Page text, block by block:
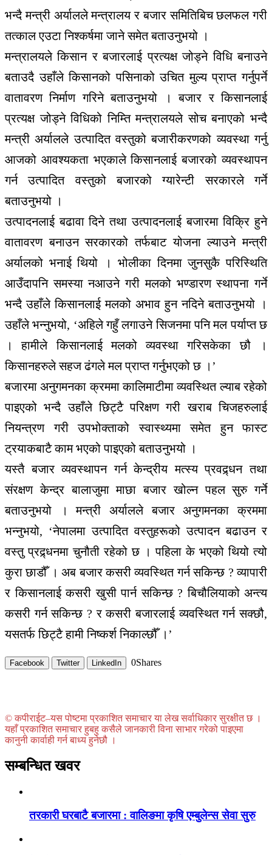
भन्दै मन्त्री अर्यालले मन्त्रालय र बजार समितिबिच छलफल गरी
तत्काल एउटा निश्कर्षमा जाने समेत बताउनुभयो ।
मन्त्रालयले किसान र बजारलाई प्रत्यक्ष जोड्ने विधि बनाउने
बताउदै उहाँले किसानको पसिनाको उचित मुल्य प्राप्त गर्नुपर्ने
वातावरण निर्माण गरिने बताउनुभयो । बजार र किसानलाई
प्रत्यक्ष जोड्ने विधिको निम्ति मन्त्रालयले सोच बनाएको भन्दै
मन्त्री अर्यालले उत्पादित वस्तुको बजारीकरणको व्यवस्था गर्नु
आजको आवश्यकता भएकाले किसानलाई बजारको व्यवस्थापन
गर्न उत्पादित वस्तुको बजारको ग्यारेन्टी सरकारले गर्ने
बताउनुभयो ।
उत्पादनलाई बढावा दिने तथा उत्पादनलाई बजारमा विक्रि हुने
वातावरण बनाउन सरकारको तर्फबाट योजना ल्याउने मन्त्री
अर्यालको भनाई थियो । भोलीका दिनमा जुनसुकै परिस्थिति
आउँदापनि समस्या नआउने गरी मलको भण्डारण स्थापना गर्ने
भन्दै उहाँले किसानलाई मलको अभाव हुन नदिने बताउनुभयो ।
उहाँले भन्नुभयो, ‘अहिले गहुँ लगाउने सिजनमा पनि मल पर्याप्त छ
। हामीले किसानलाई मलको व्यवस्था गरिसकेका छौ ।
किसानहरुले सहज ढंगले मल प्राप्त गर्नुभएको छ ।’
बजारमा अनुगमनका क्रममा कालिमाटीमा व्यवस्थित ल्याब रहेको
पाइएको भन्दै उहाँले छिट्टै परिक्षण गरी खराब चिजहरुलाई
नियन्त्रण गरी उपभोक्ताको स्वास्थ्यमा समेत हुन फास्ट
ट्रयाकबाटै काम भएको पाइएको बताउनुभयो ।
यस्तै बजार व्यवस्थापन गर्न केन्द्रीय मत्स्य प्रवद्र्धन तथा
संरक्षण केन्द्र बालाजुमा माछा बजार खोल्न पहल सुरु गर्ने
बताउनुभयो । मन्त्री अर्यालले बजार अनुगमनका क्रममा
भन्नुभयो, ‘नेपालमा उत्पादित वस्तुहरूको उत्पादन बढाउन र
वस्तु प्रद्र्धनमा चुनौती रहेको छ । पहिला के भएको थियो त्यो
कुरा छाडौँ । अब बजार कसरी व्यवस्थित गर्न सकिन्छ ? व्यापारी
र किसानलाई कसरी खुसी पार्न सकिन्छ ? बिचौलियाको अन्त्य
कसरी गर्न सकिन्छ ? र कसरी बजारलाई व्यवस्थित गर्न सक्छौ,
यसतर्फ छिट्टै हामी निष्कर्श निकाल्छौँ ।’
Facebook Twitter LinkedIn 0Shares
© कपीराईट–यस पोष्टमा प्रकाशित समाचार या लेख सर्वाधिकार सुरक्षीत छ ।
यहाँ प्रकाशित समाचार हुबहु कसैले जानकारी विना साभार गरेको पाइएमा
कानुनी कार्वाही गर्न बाध्य हुनेछौ ।
सम्बन्धित खवर
तरकारी घरबाटै बजारमा : वालिङमा कृषि एम्बुलेन्स सेवा सुरु